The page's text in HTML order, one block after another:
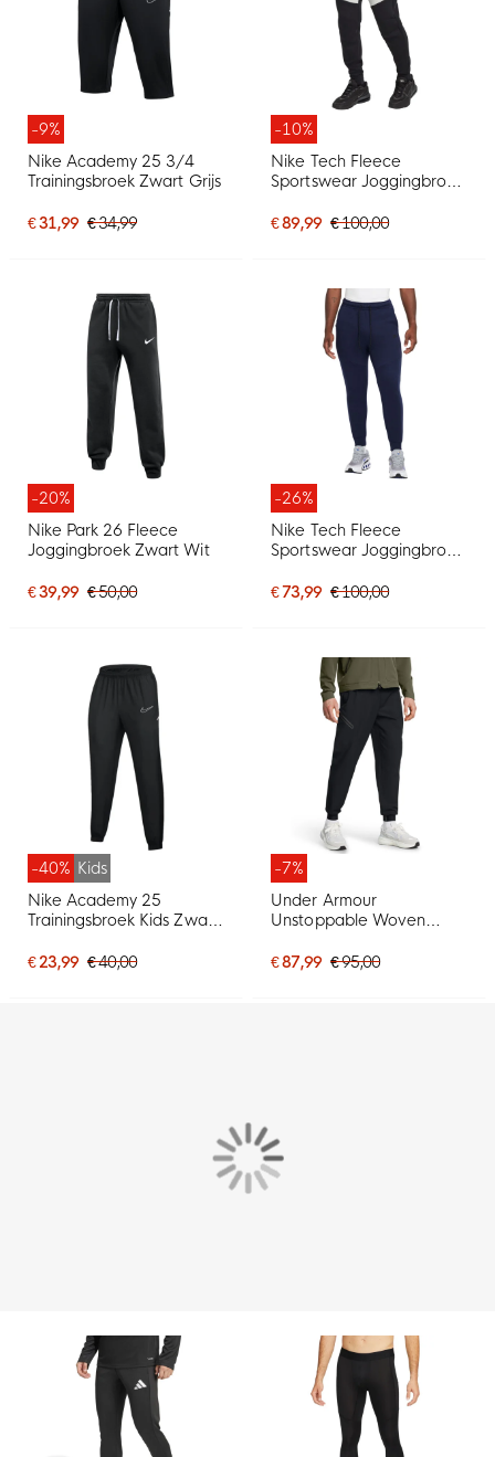
-9%
Nike Academy 25 3/4
Trainingsbroek Zwart Grijs
€ 31,99 € 34,99
-10%
Nike Tech Fleece
Sportswear Joggingbroek
€ 89,99 € 100,00
-20%
Nike Park 26 Fleece
Joggingbroek Zwart Wit
€ 39,99 € 50,00
-26%
Nike Tech Fleece
Sportswear Joggingbroek
€ 73,99 € 100,00
-40% Kids
Nike Academy 25
Trainingsbroek Kids Zwart
€ 23,99 € 40,00
-7%
Under Armour
Unstoppable Woven
€ 87,99 € 95,00